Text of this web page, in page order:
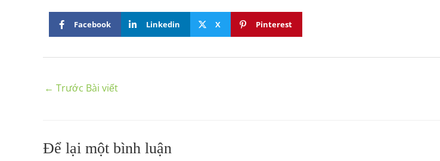
Facebook Linkedin X Pinterest
← Trước Bài viết
Để lại một bình luận